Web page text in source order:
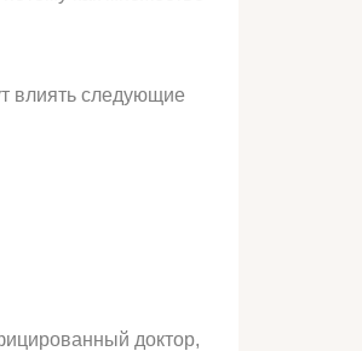
влиять следующие
доктор,